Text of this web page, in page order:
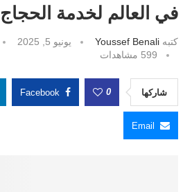
في العالم لخدمة الحجاج
كتبه Youssef Benali يونيو 5, 2025
599 مشاهدات
شاركها 0
Facebook
Email